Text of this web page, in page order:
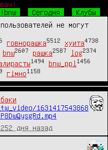
!bnw Сегодня
Клубы
не могут
говнорашка5512 хуита4738
bnw2607 рашка2587 log2374
1494 bnw_ppl 1456
гімно1158
1631417543868
дня назад